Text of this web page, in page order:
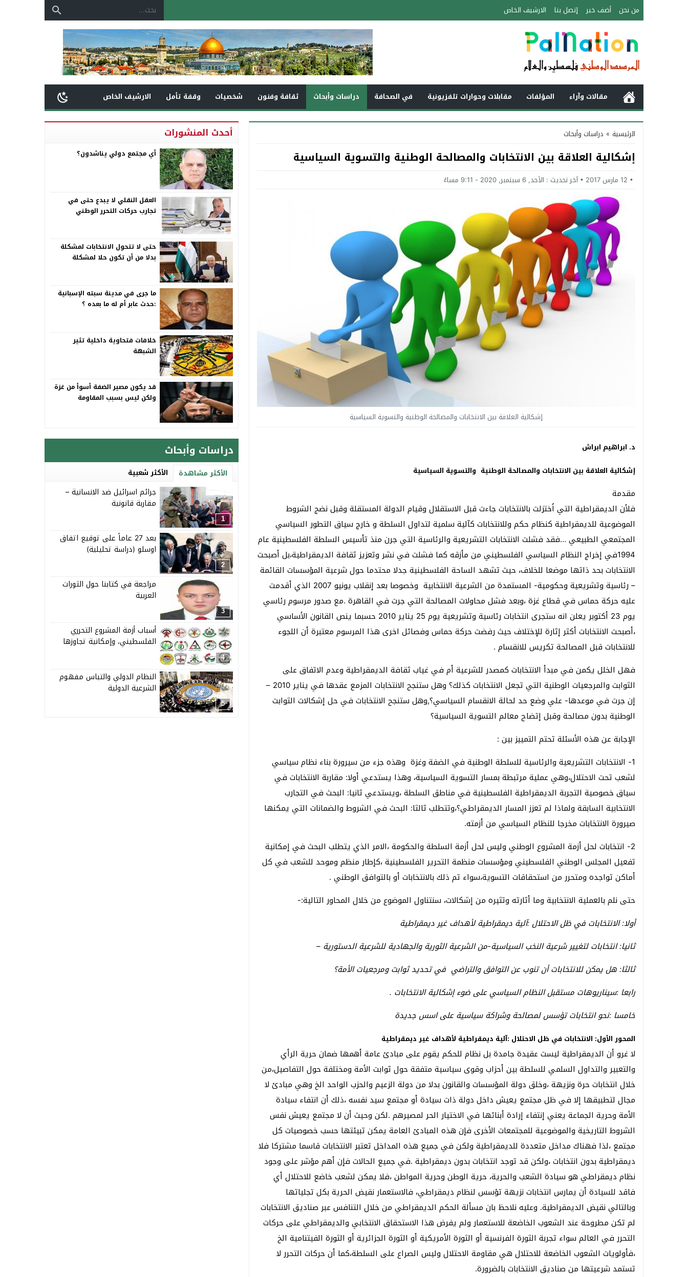
من نحن أضف خبر إتصل بنا الارشيف الخاص
مقالات وآراء المؤلفات مقابلات وحوارات تلفزيونية في الصحافة دراسات وأبحاث ثقافة وفنون شخصيات وقفة تأمل الارشيف الخاص
الرئيسية » دراسات وأبحاث
إشكالية العلاقة بين الانتخابات والمصالحة الوطنية والتسوية السياسية
12 مارس 2017 آخر تحديث : الأحد, 6 سبتمبر, 2020 - 9:11 مساءً
إشكالية العلاقة بين الانتخابات والمصالحة الوطنية والتسوية السياسية
د. ابراهيم ابراش
إشكالية العلاقة بين الانتخابات والمصالحة الوطنية والتسوية السياسية
مقدمة
فلأن الديمقراطية التي اُختزلت بالانتخابات جاءت قبل الاستقلال وقيام الدولة المستقلة وقبل نضج الشروط
الموضوعية للديمقراطية كنظام حكم وللانتخابات كآلية سلمية لتداول السلطة و خارج سياق التطور السياسي
المجتمعي الطبيعي …فقد فشلت الانتخابات التشريعية والرئاسية التي جرن منذ تأسيس السلطة الفلسطينية عام
1994في إخراج النظام السياسي الفلسطيني من مأزقه كما فشلت في نشر وتعزيز ثقافة الديمقراطية،بل أصبحت
الانتخابات بحد ذاتها موضعا للخلاف، حيث تشهد الساحة الفلسطينية جدلا محتدما حول شرعية المؤسسات القائمة
– رئاسية وتشريعية وحكومية- المستمدة من الشرعية الانتخابية وخصوصا بعد إنقلاب يونيو 2007 الذي أقدمت
عليه حركة حماس في قطاع غزة ،وبعد فشل محاولات المصالحة التي جرت في القاهرة .مع صدور مرسوم رئاسي
يوم 23 أكتوبر يعلن انه ستجرى انتخابات رئاسية وتشريعية يوم 25 يناير 2010 حسبما ينص القانون الأساسي
،أصبحت الانتخابات أكثر إثارة للإختلاف حيث رفضت حركة حماس وفصائل اخرى هذا المرسوم معتبرة أن اللجوء
للانتخابات قبل المصالحة تكريس للانقسام .
فهل الخلل يكمن في مبدأ الانتخابات كمصدر للشرعية أم في غياب ثقافة الديمقراطية وعدم الاتفاق على
الثوابت والمرجعيات الوطنية التي تجعل الانتخابات كذلك؟ وهل ستنجح الانتخابات المزمع عقدها في يناير 2010 –
إن جرت في موعدها- علي وضع حد لحالة الانقسام السياسي؟,وهل ستنجح الانتخابات في حل إشكالات الثوابت
الوطنية بدون مصالحة وقبل إتضاح معالم التسوية السياسية؟
الإجابة عن هذه الأسئلة تحتم التمييز بين :
1- الانتخابات التشريعية والرئاسية للسلطة الوطنية في الضفة وغزة وهذه جزء من سيرورة بناء نظام سياسي
لشعب تحت الاحتلال،وهي عملية مرتبطة بمسار التسوية السياسية، وهذا يستدعي أولا: مقاربة الانتخابات في
سياق خصوصية التجربة الديمقراطية الفلسطينية في مناطق السلطة ،ويستدعي ثانيا: البحث في التجارب
الانتخابية السابقة ولماذا لم تعزز المسار الديمقراطي؟،وتتطلب ثالثا: البحث في الشروط والضمانات التي يمكنها
صيرورة الانتخابات مخرجا للنظام السياسي من أزمته.
2- انتخابات لحل أزمة المشروع الوطني وليس لحل أزمة السلطة والحكومة ،الامر الذي يتطلب البحث في إمكانية
تفعيل المجلس الوطني الفلسطيني ومؤسسات منظمة التحرير الفلسطينية ،كإطار منظم وموحد للشعب في كل
أماكن تواجده ومتحرر من استحقاقات التسوية،سواء تم ذلك بالانتخابات أو بالتوافق الوطني .
حتى نلم بالعملية الانتخابية وما أثارته وتثيره من إشكالات، سنتناول الموضوع من خلال المحاور التالية:-
أولا: الانتخابات في ظل الاحتلال :آلية ديمقراطية لأهداف غير ديمقراطية
ثانيا: انتخابات لتغيير شرعية النخب السياسية-من الشرعية الثورية والجهادية للشرعية الدستورية –
ثالثا: هل يمكن للانتخابات أن تنوب عن التوافق والتراضي في تحديد ثوابت ومرجعيات الأمة؟
رابعا :سيناريوهات مستقبل النظام السياسي على ضوء إشكالية الانتخابات .
خامسا :نحو انتخابات تؤسس لمصالحة وشراكة سياسية على اسس جديدة
المحور الأول: الانتخابات في ظل الاحتلال :آلية ديمقراطية لأهداف غير ديمقراطية
لا غرو أن الديمقراطية ليست عقيدة جامدة بل نظام للحكم يقوم على مبادئ عامة أهمها ضمان حرية الرأي
والتعبير والتداول السلمي للسلطة بين أحزاب وقوى سياسية متفقة حول ثوابت الأمة ومختلفة حول التفاصيل،من
خلال انتخابات حرة ونزيهة ،وخلق دولة المؤسسات والقانون بدلا من دولة الزعيم والحزب الواحد الخ وهي مبادئ لا
مجال لتطبيقها إلا في ظل مجتمع يعيش داخل دولة ذات سيادة أو مجتمع سيد نفسه ،ذلك أن انتفاء سيادة
الأمة وحرية الجماعة يعني إنتفاء إرادة أبنائها في الاختيار الحر لمصيرهم .لكن وحيث أن لا مجتمع يعيش نفس
الشروط التاريخية والموضوعية للمجتمعات الأخرى فإن هذه المبادئ العامة يمكن تبيئتها حسب خصوصيات كل
مجتمع ،لذا فهناك مداخل متعددة للديمقراطية ولكن في جميع هذه المداخل تعتبر الانتخابات قاسما مشتركا فلا
ديمقراطية بدون انتخابات ،ولكن قد توجد انتخابات بدون ديمقراطية .في جميع الحالات فإن أهم مؤشر على وجود
نظام ديمقراطي هو سيادة الشعب والحرية، حرية الوطن وحرية المواطن ،فلا يمكن لشعب خاضع للاحتلال أي
فاقد للسيادة أن يمارس انتخابات نزيهة تؤسس لنظام ديمقراطي، فالاستعمار نقيض الحرية بكل تجلياتها
وبالتالي نقيض الديمقراطية. وعليه نلاحظ بان مسألة الحكم الديمقراطي من خلال التنافس عبر صناديق الانتخابات
لم تكن مطروحة عند الشعوب الخاضعة للاستعمار ولم يفرض هذا الاستحقاق الانتخابي والديمقراطي على حركات
التحرر في العالم سواء تجربة الثورة الفرنسية أو الثورة الأمريكية أو الثورة الجزائرية أو الثورة الفيتنامية الخ
،فأولويات الشعوب الخاضعة للاحتلال هي مقاومة الاحتلال وليس الصراع على السلطة،كما أن حركات التحرر لا
تستمد شرعيتها من صناديق الانتخابات بالضرورة.
أحدث المنشورات
أي مجتمع دولي يناشدون؟
العقل النقلي لا يبدع حتى في
تجارب حركات التحرر الوطني
حتى لا تتحول الانتخابات لمشكلة
بدلا من أن تكون حلا لمشكلة
ما جرى في مدينة سبته الإسبانية
:حدث عابر أم له ما بعده ؟
خلافات فتحاوية داخلية تثير
الشبهة
قد يكون مصير الضفة أسوأ من غزة
ولكن ليس بسبب المقاومة
دراسات وأبحاث
الأكثر مشاهدة الأكثر شعبية
1
جرائم اسرائيل ضد الانسانية –
مقاربة قانونية
2
بعد 27 عاماً على توقيع اتفاق
اوسلو (دراسة تحليلية)
3
مراجعة في كتابنا حول الثورات
العربية
4
أسباب أزمة المشروع التحرري
الفلسطيني، وإمكانية تجاوزها
5
النظام الدولي والتباس مفهوم
الشرعية الدولية